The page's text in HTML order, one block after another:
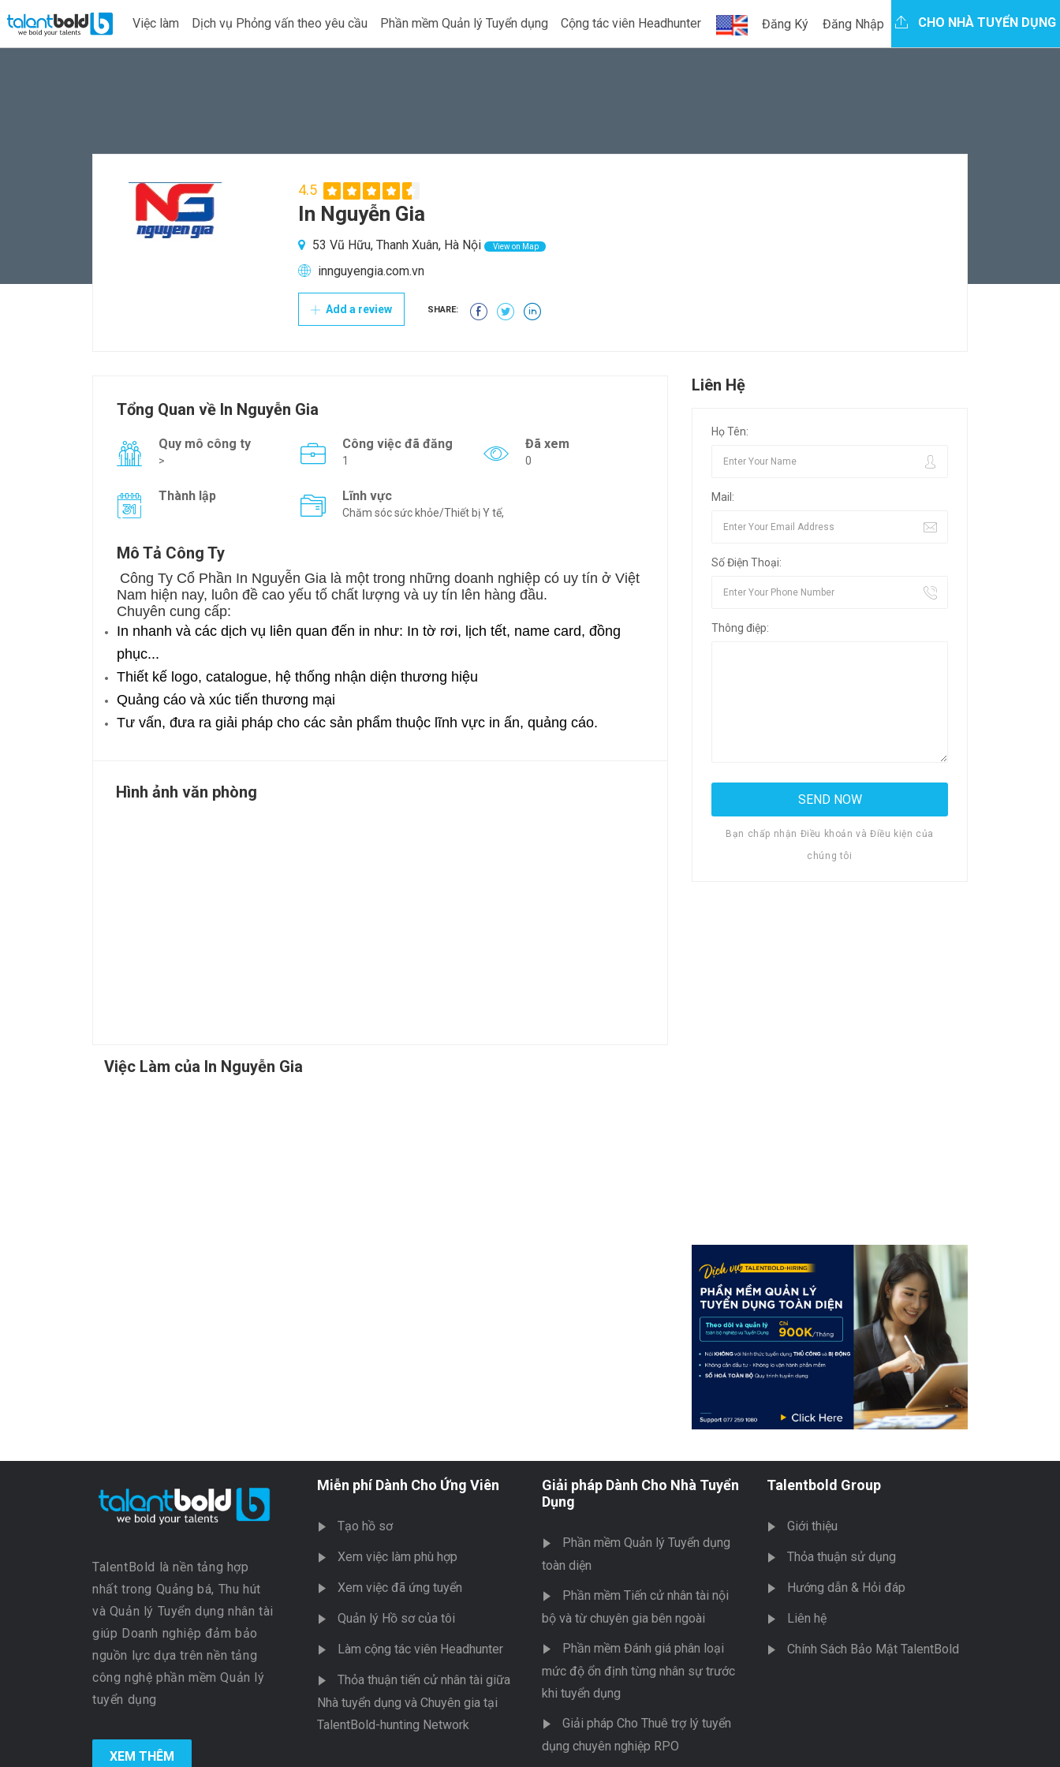
Việc làm Dịch vụ Phỏng vấn theo yêu cầu Phần mềm Quản lý Tuyển dụng Cộng tác viên Headhunter Đăng Ký Đăng Nhập CHO NHÀ TUYỂN DỤNG
4.5
In Nguyễn Gia
53 Vũ Hữu, Thanh Xuân, Hà Nội View on Map
innguyengia.com.vn
Add a review SHARE:
Tổng Quan về In Nguyễn Gia
Quy mô công ty
>
Công việc đã đăng
1
Đã xem
0
Thành lập Lĩnh vực
Chăm sóc sức khỏe/Thiết bị Y tế,
Mô Tả Công Ty
Công Ty Cổ Phần In Nguyễn Gia là một trong những doanh nghiệp có uy tín ở Việt
Nam hiện nay, luôn đề cao yếu tố chất lượng và uy tín lên hàng đầu.
Chuyên cung cấp:
In nhanh và các dịch vụ liên quan đến in như: In tờ rơi, lịch tết, name card, đồng
phục...
Thiết kế logo, catalogue, hệ thống nhận diện thương hiệu
Quảng cáo và xúc tiến thương mại
Tư vấn, đưa ra giải pháp cho các sản phẩm thuộc lĩnh vực in ấn, quảng cáo.
Hình ảnh văn phòng
Việc Làm của In Nguyễn Gia
Liên Hệ
Họ Tên:
Mail:
Số Điện Thoại:
Thông điệp:
Bạn chấp nhận Điều khoản và Điều kiện của
chúng tôi
TalentBold là nền tảng hợp
nhất trong Quảng bá, Thu hút
và Quản lý Tuyển dụng nhân tài
giúp Doanh nghiệp đảm bảo
nguồn lực dựa trên nền tảng
công nghệ phần mềm Quản lý
tuyển dụng
XEM THÊM
Miễn phí Dành Cho Ứng Viên
Tạo hồ sơ
Xem việc làm phù hợp
Xem việc đã ứng tuyển
Quản lý Hồ sơ của tôi
Làm cộng tác viên Headhunter
Thỏa thuận tiến cử nhân tài giữa
Nhà tuyển dụng và Chuyên gia tại
TalentBold-hunting Network
Giải pháp Dành Cho Nhà Tuyển
Dụng
Phần mềm Quản lý Tuyển dụng
toàn diện
Phần mềm Tiến cử nhân tài nội
bộ và từ chuyên gia bên ngoài
Phần mềm Đánh giá phân loại
mức độ ổn định từng nhân sự trước
khi tuyển dụng
Giải pháp Cho Thuê trợ lý tuyển
dụng chuyên nghiệp RPO
Talentbold Group
Giới thiệu
Thỏa thuận sử dụng
Hướng dẫn & Hỏi đáp
Liên hệ
Chính Sách Bảo Mật TalentBold